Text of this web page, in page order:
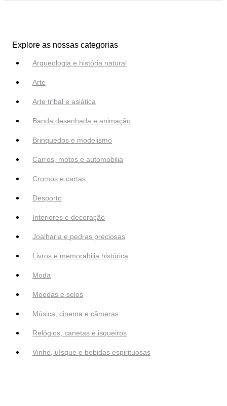
Explore as nossas categorias
Arqueologia e história natural
Arte
Arte tribal e asiática
Banda desenhada e animação
Brinquedos e modelismo
Carros, motos e automobilia
Cromos e cartas
Desporto
Interiores e decoração
Joalharia e pedras preciosas
Livros e memorabilia histórica
Moda
Moedas e selos
Música, cinema e câmeras
Relógios, canetas e isqueiros
Vinho, uísque e bebidas espirituosas